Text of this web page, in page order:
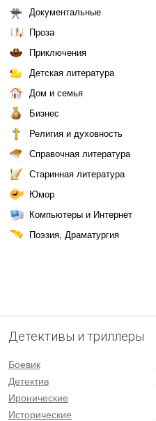
Документальные
Проза
Приключения
Детская литература
Дом и семья
Бизнес
Религия и духовность
Справочная литература
Старинная литература
Юмор
Компьютеры и Интернет
Поэзия, Драматургия
Детективы и триллеры
Боевик
Детектив
Иронические
Исторические